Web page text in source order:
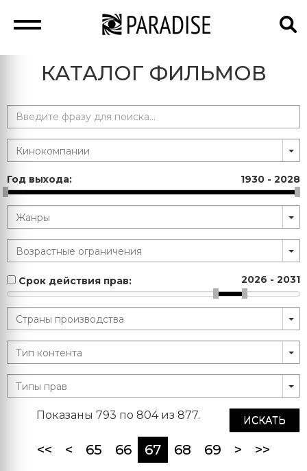
КАТАЛОГ ФИЛЬМОВ
Год выхода: 1930 - 2028
Срок действия прав: 2026 - 2031
ИСКАТЬ
Показаны 793 по 804 из 877.
<< < 65 66 67(current)
68 69 > >>